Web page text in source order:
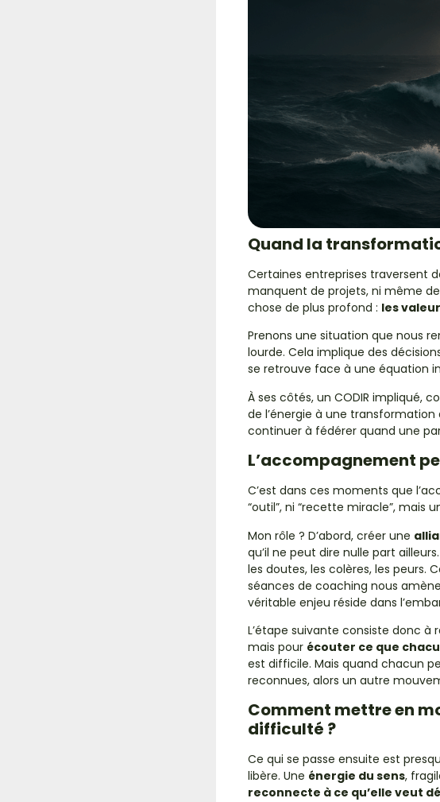
Quand la
Certaines entreprises traversent
manquent de projets, ni même
chose de plus profond : les
Prenons une situation que nous
lourde. Cela implique des
se retrouve face à une équation
À ses côtés, un CODIR impliqué,
de l’énergie à une
continuer à fédérer quand une
L’accompagnement
C’est dans ces moments que
“outil”, ni “recette miracle”, mais
Mon rôle ? D’abord, créer une
qu’il ne peut dire nulle part
les doutes, les colères, les peurs.
séances de coaching nous
véritable enjeu réside dans
L’étape suivante consiste donc à
mais pour écouter ce que
est difficile. Mais quand chacun
reconnues, alors un autre
Comment mettre en
difficulté ?
Ce qui se passe ensuite est
libère. Une énergie du sens,
reconnecte à ce qu’elle veut